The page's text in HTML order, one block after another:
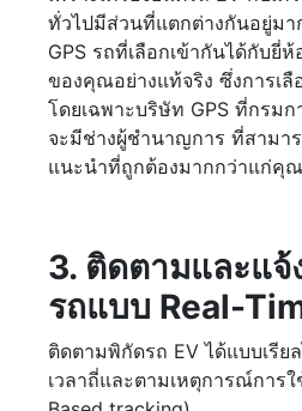
ทั่วไปมีส่วนที่แตกต่างกันอยู่มา
GPS รถที่เลือกเข้ากันได้กับยี่
ของคุณอย่างแท้จริง ซึ่งการเ
โดยเฉพาะบริษัท GPS ที่กรม
จะมีช่างผู้ชำนาญการ ที่สามา
แนะนำที่ถูกต้องมากกว่าแก่คุ
3. ติดตามและแจ้
รถแบบ Real-
ติดตามพิกัดรถ EV ได้แบบเรีย
เวลาถี่และตามเหตุการณ์การ